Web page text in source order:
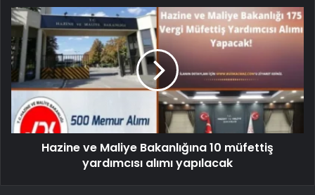
Hazine ve Maliye Bakanlığına 10 müfettiş
yardımcısı alımı yapılacak